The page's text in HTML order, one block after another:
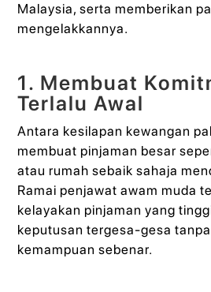
Malaysia, serta memberikan
mengelakkannya.
1. Membuat
Terlalu Awal
Antara kesilapan kewangan
membuat pinjaman besar
atau rumah sebaik sahaja
Ramai penjawat awam muda
kelayakan pinjaman yang
keputusan tergesa-gesa
kemampuan sebenar.